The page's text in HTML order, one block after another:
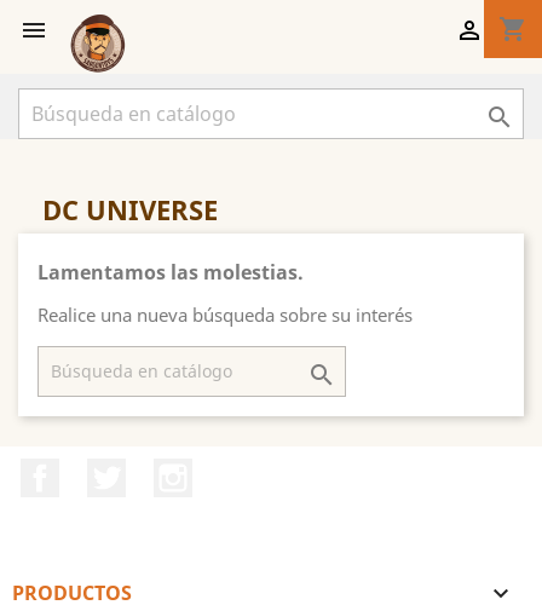
 shopping_cart


DC UNIVERSE
Lamentamos las molestias.
Realice una nueva búsqueda sobre su interés

PRODUCTOS 